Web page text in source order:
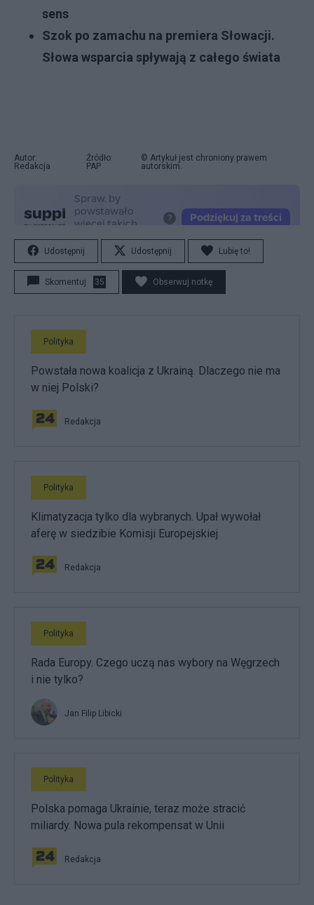
sens
Szok po zamachu na premiera Słowacji.
Słowa wsparcia spływają z całego świata
Autor:
Redakcja
Źródło:
PAP
© Artykuł jest chroniony prawem
autorskim.
Udostępnij Udostępnij Lubię to!
Skomentuj 35 Obserwuj notkę
Polityka
Powstała nowa koalicja z Ukrainą. Dlaczego nie ma
w niej Polski?
Redakcja
Polityka
Klimatyzacja tylko dla wybranych. Upał wywołał
aferę w siedzibie Komisji Europejskiej
Redakcja
Polityka
Rada Europy. Czego uczą nas wybory na Węgrzech
i nie tylko?
Jan Filip Libicki
Polityka
Polska pomaga Ukrainie, teraz może stracić
miliardy. Nowa pula rekompensat w Unii
Redakcja